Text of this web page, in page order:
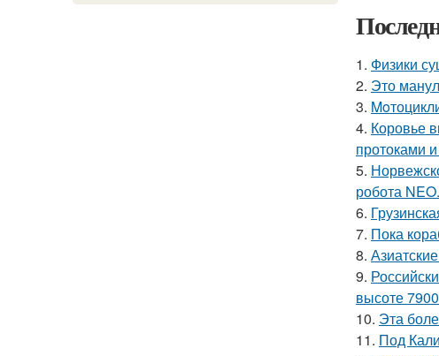
1. Физики
2. Это
3.
4. Коровье
протоками
5.
робота NEO.
6.
7. Пока
8.
9.
высоте
10. Эта
11. Под